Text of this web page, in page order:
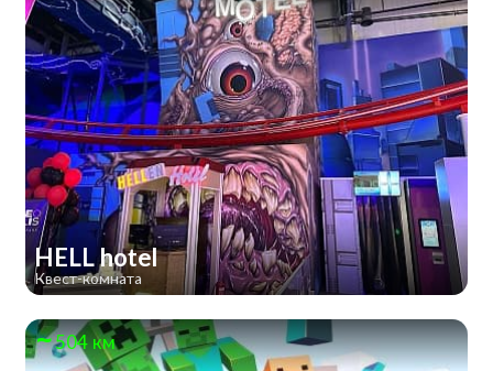
HELL hotel
Квест-комната
504 км